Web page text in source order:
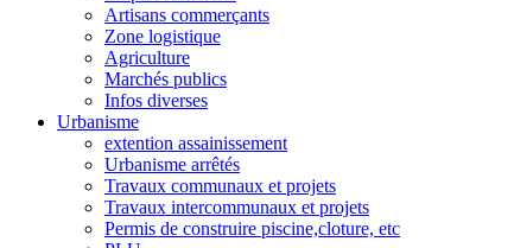
Artisans commerçants
Zone logistique
Agriculture
Marchés publics
Infos diverses
Urbanisme
extention assainissement
Urbanisme arrêtés
Travaux communaux et projets
Travaux intercommunaux et projets
Permis de construire piscine,cloture, etc